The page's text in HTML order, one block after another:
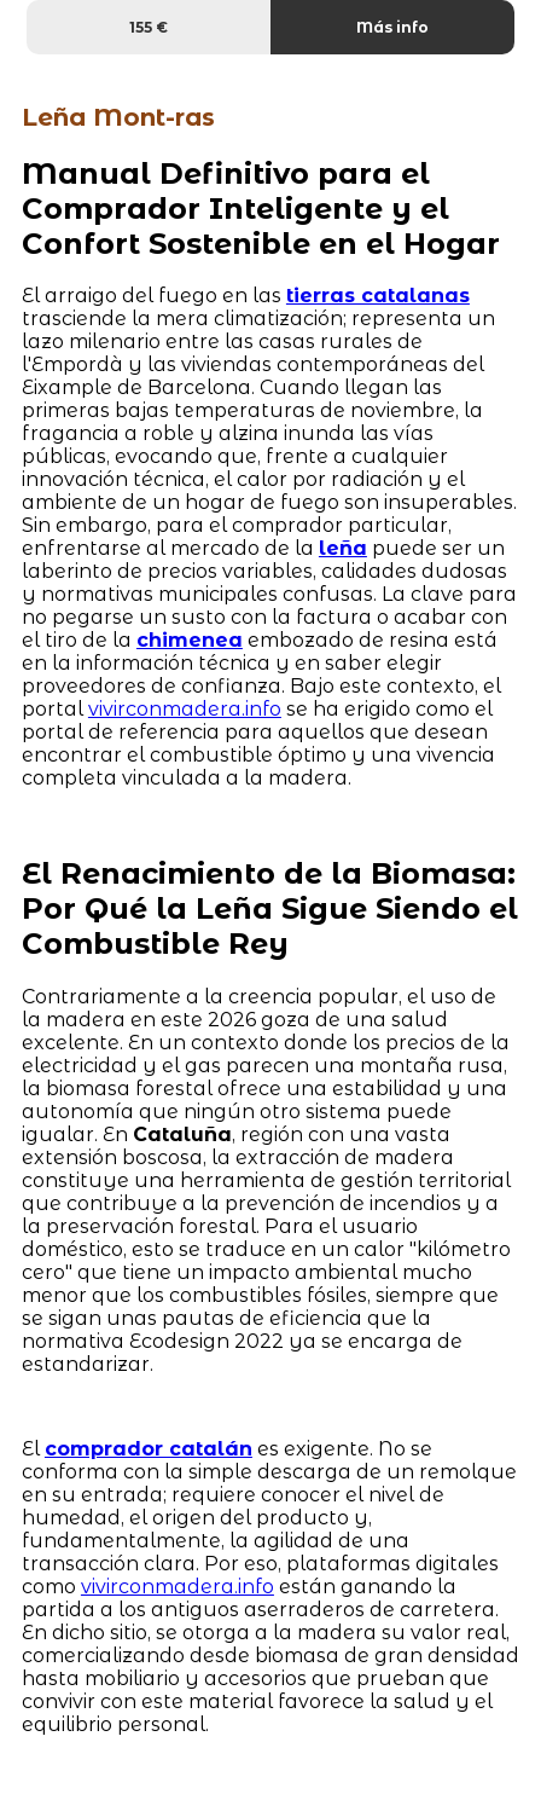
155 € Más info
Leña Mont-ras
Manual Definitivo para el
Comprador Inteligente y el
Confort Sostenible en el Hogar
El arraigo del fuego en las tierras catalanas
trasciende la mera climatización; representa un
lazo milenario entre las casas rurales de
l'Empordà y las viviendas contemporáneas del
Eixample de Barcelona. Cuando llegan las
primeras bajas temperaturas de noviembre, la
fragancia a roble y alzina inunda las vías
públicas, evocando que, frente a cualquier
innovación técnica, el calor por radiación y el
ambiente de un hogar de fuego son insuperables.
Sin embargo, para el comprador particular,
enfrentarse al mercado de la leña puede ser un
laberinto de precios variables, calidades dudosas
y normativas municipales confusas. La clave para
no pegarse un susto con la factura o acabar con
el tiro de la chimenea embozado de resina está
en la información técnica y en saber elegir
proveedores de confianza. Bajo este contexto, el
portalvivirconmadera.info se ha erigido como el
portal de referencia para aquellos que desean
encontrar el combustible óptimo y una vivencia
completa vinculada a la madera.
El Renacimiento de la Biomasa:
Por Qué la Leña Sigue Siendo el
Combustible Rey
Contrariamente a la creencia popular, el uso de
la madera en este 2026 goza de una salud
excelente. En un contexto donde los precios de la
electricidad y el gas parecen una montaña rusa,
la biomasa forestal ofrece una estabilidad y una
autonomía que ningún otro sistema puede
igualar. En Cataluña, región con una vasta
extensión boscosa, la extracción de madera
constituye una herramienta de gestión territorial
que contribuye a la prevención de incendios y a
la preservación forestal. Para el usuario
doméstico, esto se traduce en un calor "kilómetro
cero" que tiene un impacto ambiental mucho
menor que los combustibles fósiles, siempre que
se sigan unas pautas de eficiencia que la
normativa Ecodesign 2022 ya se encarga de
estandarizar.
El comprador catalán es exigente. No se
conforma con la simple descarga de un remolque
en su entrada; requiere conocer el nivel de
humedad, el origen del producto y,
fundamentalmente, la agilidad de una
transacción clara. Por eso, plataformas digitales
como vivirconmadera.info están ganando la
partida a los antiguos aserraderos de carretera.
En dicho sitio, se otorga a la madera su valor real,
comercializando desde biomasa de gran densidad
hasta mobiliario y accesorios que prueban que
convivir con este material favorece la salud y el
equilibrio personal.